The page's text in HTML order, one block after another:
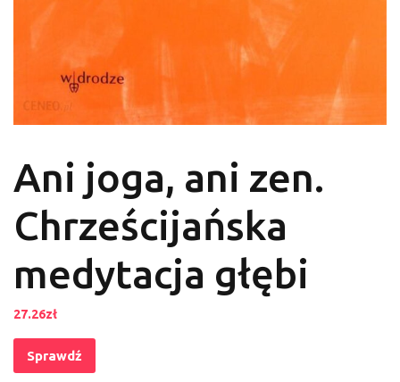
Ani joga, ani zen.
Chrześcijańska
medytacja głębi
27.26zł
Sprawdź